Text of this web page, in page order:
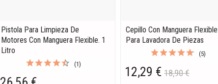
Pistola Para Limpieza De
Motores Con Manguera Flexible. 1
Litro
(1)
Cepillo Con Manguera Flexible
Para Lavadora De Piezas
(5)
12,29 € 18,90 €